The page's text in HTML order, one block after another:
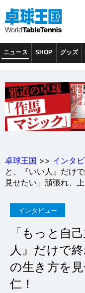
ニュース SHOP グッズ
卓球王国 >> インタ
と、『いい人』だけ
見せたい」頑張れ、上
インタビュー
「もっと自
人』だけで
の生き方を
仁！